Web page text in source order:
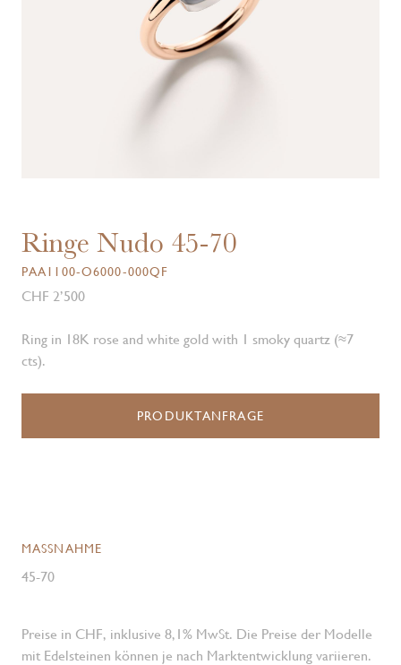
Ringe Nudo 45-70
PAA1100-O6000-000QF
CHF 2’500
Ring in 18K rose and white gold with 1 smoky quartz (≈7
cts).
PRODUKTANFRAGE
MASSNAHME
45-70
Preise in CHF, inklusive 8,1% MwSt. Die Preise der Modelle
mit Edelsteinen können je nach Marktentwicklung variieren.